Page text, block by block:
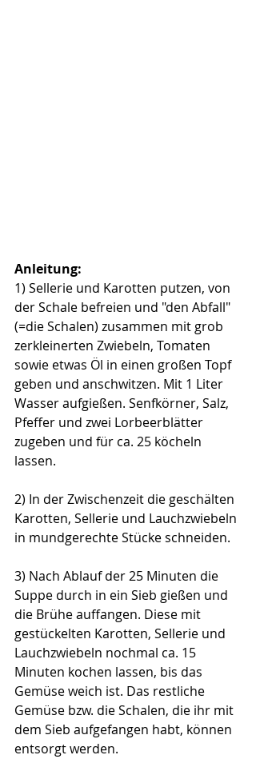
Anleitung:
1) Sellerie und Karotten putzen, von
der Schale befreien und "den Abfall"
(=die Schalen) zusammen mit grob
zerkleinerten Zwiebeln, Tomaten
sowie etwas Öl in einen großen Topf
geben und anschwitzen. Mit 1 Liter
Wasser aufgießen. Senfkörner, Salz,
Pfeffer und zwei Lorbeerblätter
zugeben und für ca. 25 köcheln
lassen.
2) In der Zwischenzeit die geschälten
Karotten, Sellerie und Lauchzwiebeln
in mundgerechte Stücke schneiden.
3) Nach Ablauf der 25 Minuten die
Suppe durch in ein Sieb gießen und
die Brühe auffangen. Diese mit
gestückelten Karotten, Sellerie und
Lauchzwiebeln nochmal ca. 15
Minuten kochen lassen, bis das
Gemüse weich ist. Das restliche
Gemüse bzw. die Schalen, die ihr mit
dem Sieb aufgefangen habt, können
entsorgt werden.